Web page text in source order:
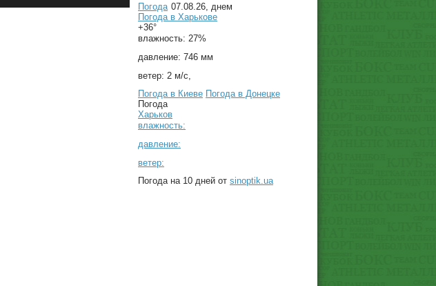
Погода 07.08.26, днем
Погода в Харькове
+36°
влажность: 27%
давление: 746 мм
ветер: 2 м/с,
Погода в Киеве Погода в Донецке
Погода
Харьков
влажность:
давление:
ветер:
Погода на 10 дней от sinoptik.ua